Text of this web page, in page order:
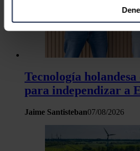
puede tener una precisión de
Identificar su dispositivo
características específicas
Obtenga más información sobre
personales y establezca sus
Puede cambiar o retirar su
la Declaración de cookies.
Las cookies de este sitio web se
tráfico. Además, compartimos
sitio web con nuestros partners
Tecnología holandesa
para independizar a
Jaime Santisteban07/08/2026